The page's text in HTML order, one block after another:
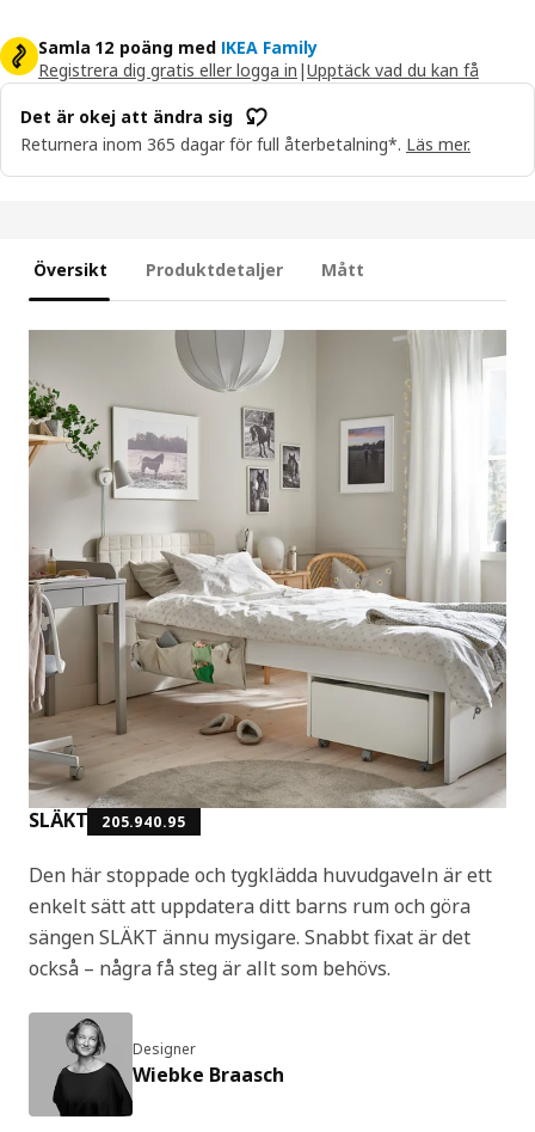
Samla 12 poäng med IKEA Family
Registrera dig gratis eller logga in |Upptäck vad du kan få
Det är okej att ändra sig
Returnera inom 365 dagar för full återbetalning*. Läs mer.
Översikt Produktdetaljer Mått
SLÄKT 205.940.95
Den här stoppade och tygklädda huvudgaveln är ett
enkelt sätt att uppdatera ditt barns rum och göra
sängen SLÄKT ännu mysigare. Snabbt fixat är det
också – några få steg är allt som behövs.
Designer
Wiebke Braasch